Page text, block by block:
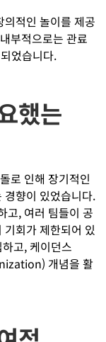
적인 놀이를 제공
부적으로는 관료
었습니다.
했는
로 인해 장기적인
경향이 있었습니다.
고, 여러 팀들이 공
회가 제한되어 있
고, 케이던스
개념을 활